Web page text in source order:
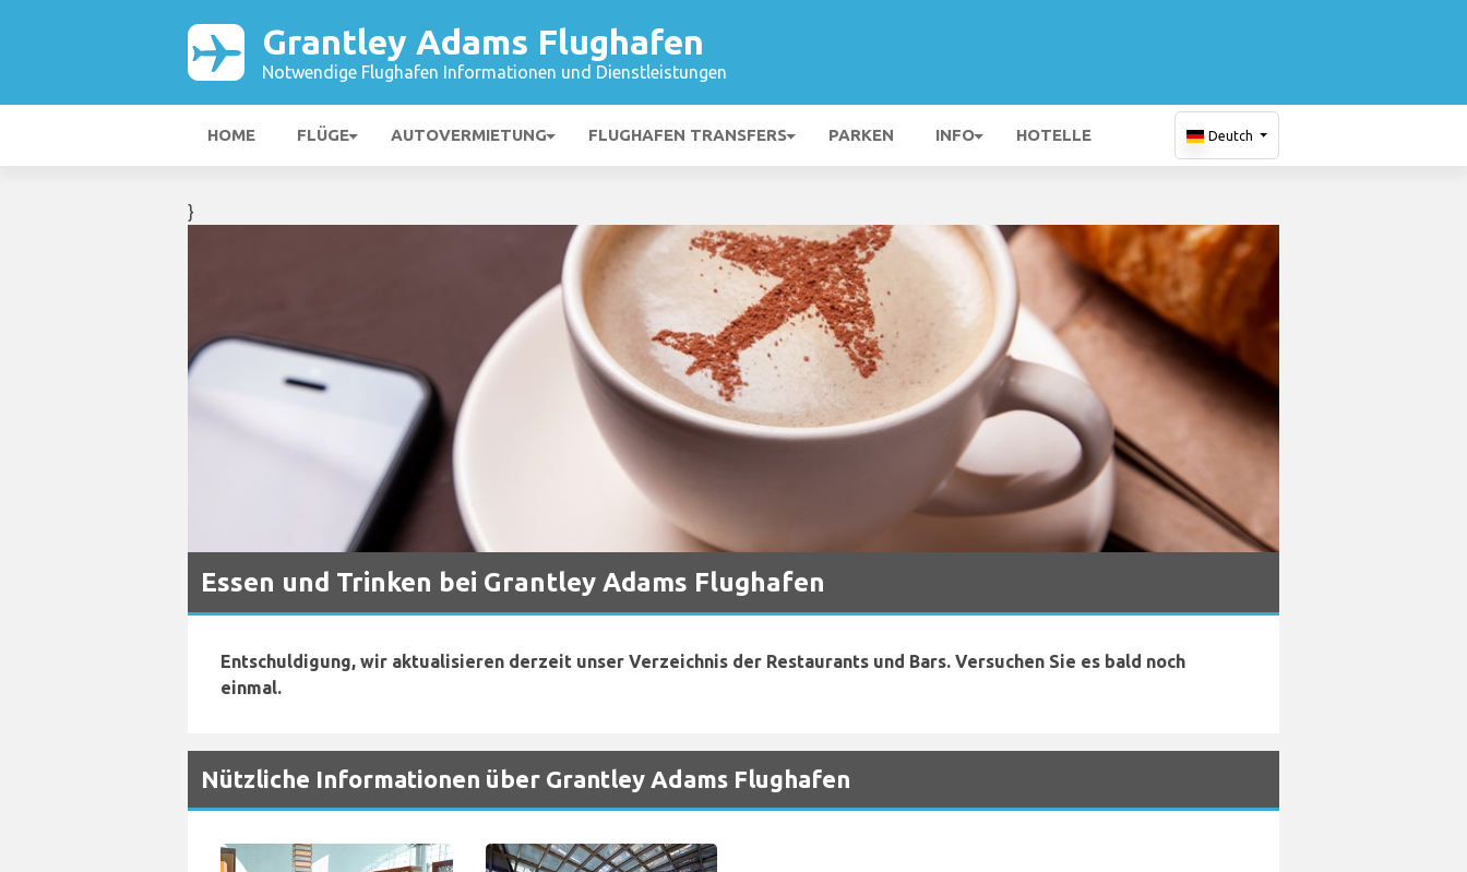
Grantley Adams Flughafen
Notwendige Flughafen Informationen und Dienstleistungen
HOME FLÜGE AUTOVERMIETUNG FLUGHAFEN TRANSFERS PARKEN INFO HOTELLE Deutch
}
Essen und Trinken bei Grantley Adams Flughafen
Entschuldigung, wir aktualisieren derzeit unser Verzeichnis der Restaurants und Bars. Versuchen Sie es bald noch
einmal.
Nützliche Informationen über Grantley Adams Flughafen